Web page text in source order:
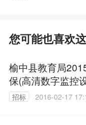
您可能也喜欢
榆中县教育局
保(高清数字监控
招标
2016-02-17